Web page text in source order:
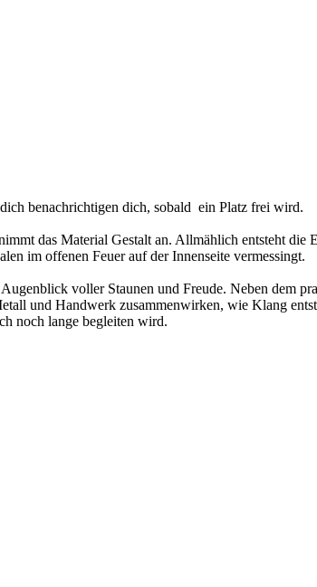
benachrichtigen dich, sobald ein Platz frei wird.
das Material Gestalt an. Allmählich entsteht
im offenen Feuer auf der Innenseite vermessingt.
voller Staunen und Freude. Neben dem
und Handwerk zusammenwirken, wie Klang
noch lange begleiten wird.